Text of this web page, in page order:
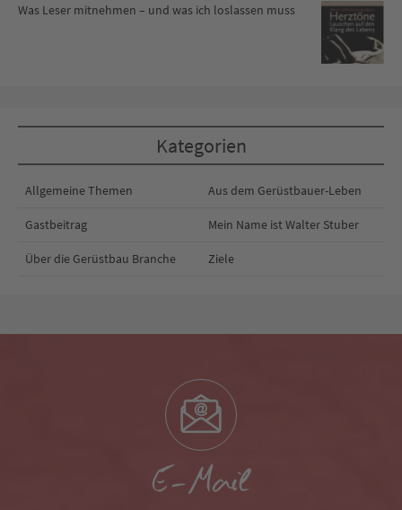
Was Leser mitnehmen – und was ich loslassen muss
Kategorien
Allgemeine Themen Aus dem Gerüstbauer-Leben
Gastbeitrag Mein Name ist Walter Stuber
Über die Gerüstbau Branche Ziele
E-Mail